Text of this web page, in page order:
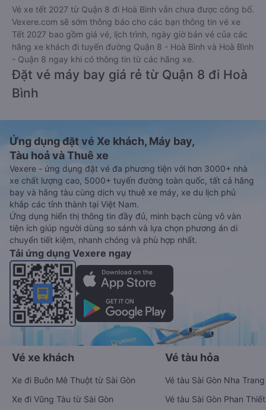
Vé xe tết 2027 từ Quận 8 đi Hoà Bình vẫn chưa được công bố.
Vexere.com sẽ sớm thông báo cho các bạn thông tin vé xe
Tết 2027 bao gồm giá vé, lịch trình, ngày giờ bán vé của các
hãng xe khách đi tuyến đường Quận 8 - Hoà Bình và Hoà Bình
- Quận 8 ngay khi có thông tin từ các hãng xe.
Đặt vé máy bay giá rẻ từ Quận 8 đi Hoà
Bình
Ứng dụng đặt vé Xe khách, Máy bay,
Tàu hoả và Thuê xe
Vexere - ứng dụng đặt vé đa phương tiện với hơn 3000+ nhà
xe chất lượng cao, 5000+ tuyến đường toàn quốc, tất cả hãng
bay và hãng tàu cùng dịch vụ thuê xe máy, xe du lịch phủ
khắp các tỉnh thành tại Việt Nam.
Ứng dụng hiển thị thông tin đầy đủ, minh bạch cùng vô vàn
tiện ích giúp người dùng so sánh và lựa chọn phương án di
chuyển tiết kiệm, nhanh chóng và phù hợp nhất.
Tải ứng dụng Vexere ngay
Vé xe khách
Xe đi Buôn Mê Thuột từ Sài Gòn
Xe đi Vũng Tàu từ Sài Gòn
Vé tàu hỏa
Vé tàu Sài Gòn Nha Trang
Vé tàu Sài Gòn Phan Thiết